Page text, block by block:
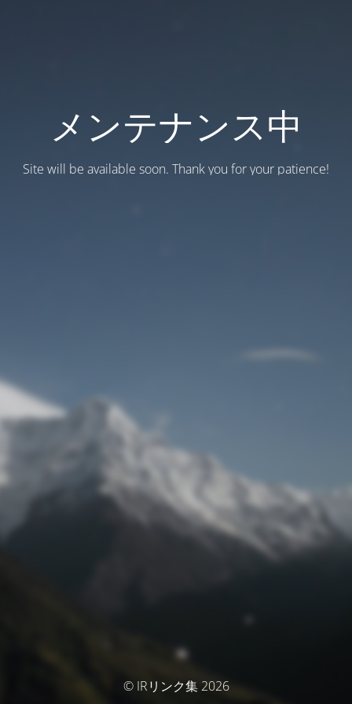
メンテナンス中
Site will be available soon. Thank you for your patience!
© IRリンク集 2026